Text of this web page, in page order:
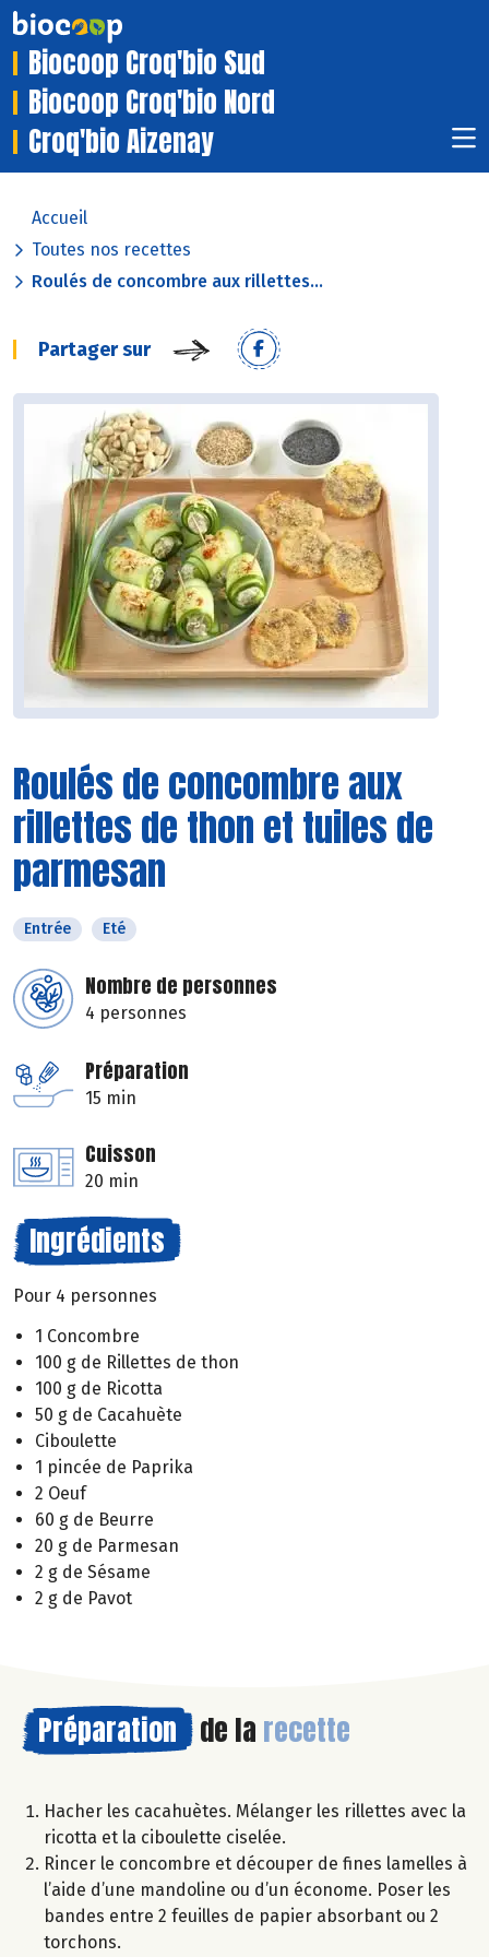
Biocoop Croq'bio Sud
Biocoop Croq'bio Nord
Croq'bio Aizenay
Accueil
Toutes nos recettes
Roulés de concombre aux rillettes...
Partager sur
Roulés de concombre aux
rillettes de thon et tuiles de
parmesan
Entrée Eté
Nombre de personnes
4 personnes
Préparation
15 min
Cuisson
20 min
Ingrédients
Pour 4 personnes
1 Concombre
100 g de Rillettes de thon
100 g de Ricotta
50 g de Cacahuète
Ciboulette
1 pincée de Paprika
2 Oeuf
60 g de Beurre
20 g de Parmesan
2 g de Sésame
2 g de Pavot
Préparation de la recette
Hacher les cacahuètes. Mélanger les rillettes avec la
ricotta et la ciboulette ciselée.
Rincer le concombre et découper de fines lamelles à
l’aide d’une mandoline ou d’un économe. Poser les
bandes entre 2 feuilles de papier absorbant ou 2
torchons.